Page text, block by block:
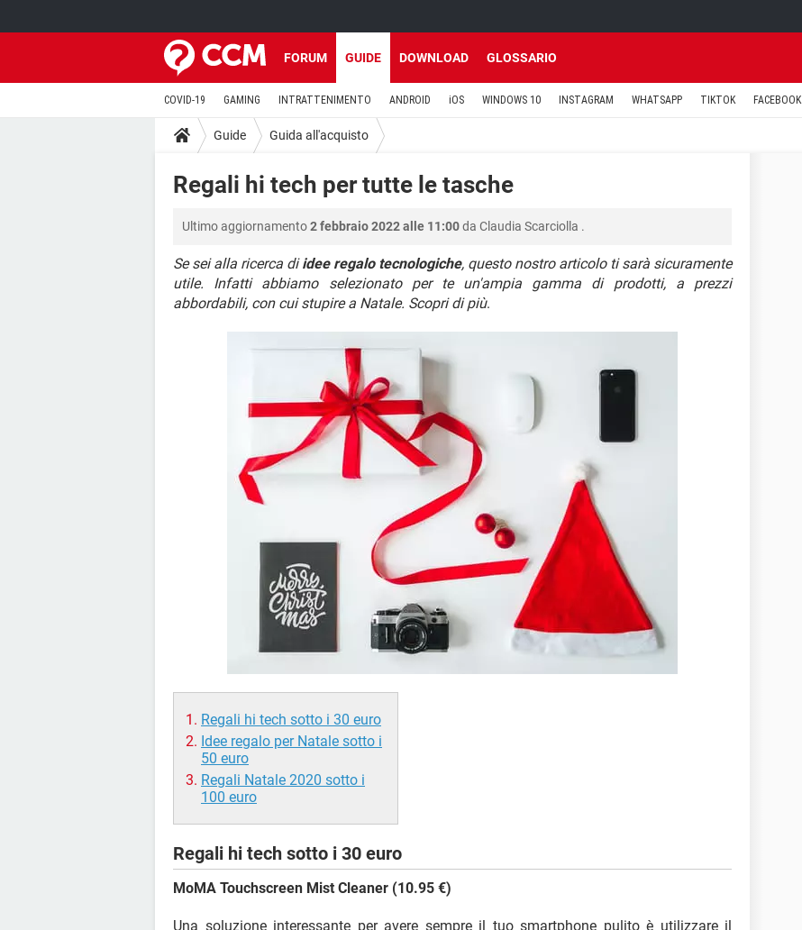
FORUM GUIDE DOWNLOAD GLOSSARIO
COVID-19 GAMING INTRATTENIMENTO ANDROID iOS WINDOWS 10 INSTAGRAM WHATSAPP TIKTOK FACEBOOK
Guide Guida all'acquisto
Regali hi tech per tutte le tasche
Ultimo aggiornamento2 febbraio 2022 alle 11:00da Claudia Scarciolla .
Se sei alla ricerca diidee regalo tecnologiche, questo nostro articolo ti sarà sicuramente
utile. Infatti abbiamo selezionato per te un'ampia gamma di prodotti, a prezzi
abbordabili, con cui stupire a Natale. Scopri di più.
Regali hi tech sotto i 30 euro
Idee regalo per Natale sotto i
50 euro
Regali Natale 2020 sotto i
100 euro
Regali hi tech sotto i 30 euro
MoMA Touchscreen Mist Cleaner (10.95 €)
Una soluzione interessante per avere sempre il tuo smartphone pulito è utilizzare il